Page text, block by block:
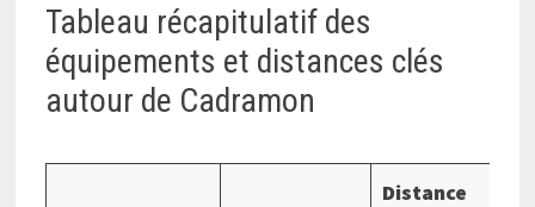
Tableau récapitulatif des
équipements et distances clés
autour de Cadramon
Distance